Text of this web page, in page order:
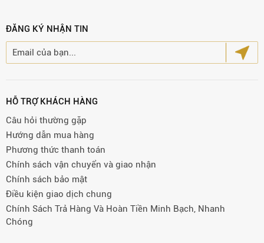
ĐĂNG KÝ NHẬN TIN
HỖ TRỢ KHÁCH HÀNG
Câu hỏi thường gặp
Hướng dẫn mua hàng
Phương thức thanh toán
Chính sách vận chuyển và giao nhận
Chính sách bảo mật
Điều kiện giao dịch chung
Chính Sách Trả Hàng Và Hoàn Tiền Minh Bạch, Nhanh
Chóng